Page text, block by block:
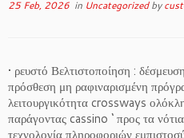
25 Feb, 2026 in Uncategorizedby
• ρευστό Βελτιστοποίηση :
πρόσθεση μη ραφιναρισμένη
λειτουργικότητα crossways
παράγοντας cassino ‘ προς τα
τεχνολογία πληροφοριών